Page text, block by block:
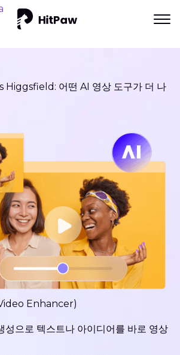
Higgsfield: 어떤 AI 영상 도구가 더 나
Enhancer)
성으로 텍스트나 아이디어를 바로 영상